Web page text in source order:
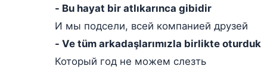
- Bu hayat bir atlıkarınca gibidir
И мы подсели, всей компанией друзей
- Ve tüm arkadaşlarımızla birlikte oturduk
Который год не можем слезть